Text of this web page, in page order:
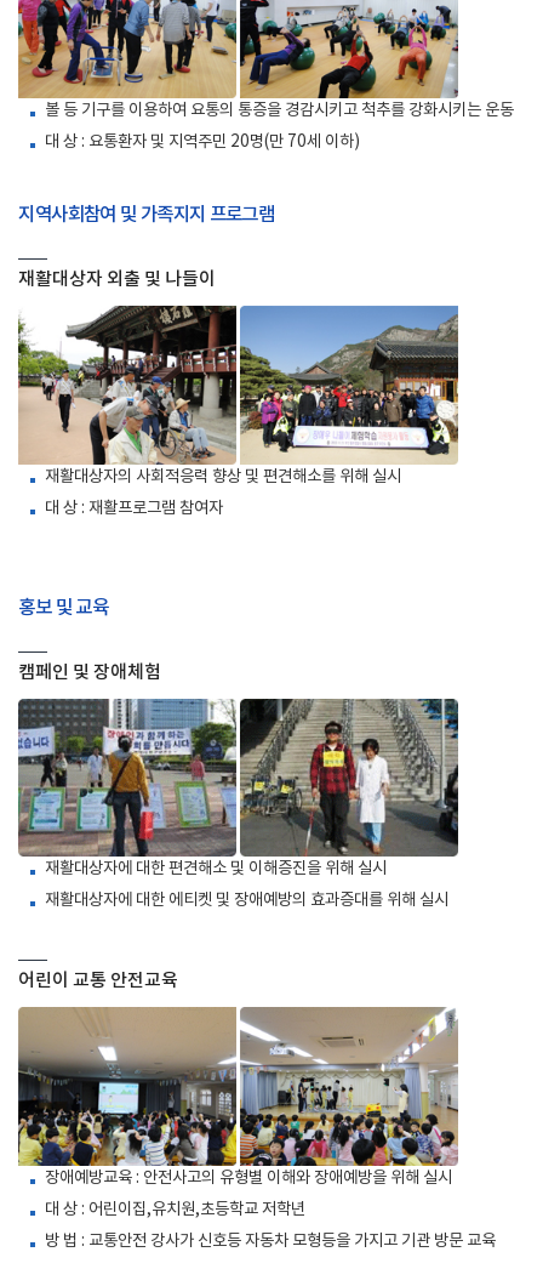
볼 등 기구를 이용하여 요통의 통증을 경감시키고 척추를 강화시키는 운동
대 상 : 요통환자 및 지역주민 20명(만 70세 이하)
지역사회참여 및 가족지지 프로그램
재활대상자 외출 및 나들이
재활대상자의 사회적응력 향상 및 편견해소를 위해 실시
대 상 : 재활프로그램 참여자
홍보 및 교육
캠페인 및 장애체험
재활대상자에 대한 편견해소 및 이해증진을 위해 실시
재활대상자에 대한 에티켓 및 장애예방의 효과증대를 위해 실시
어린이 교통 안전교육
장애예방교육 : 안전사고의 유형별 이해와 장애예방을 위해 실시
대 상 : 어린이집,유치원,초등학교 저학년
방 법 : 교통안전 강사가 신호등 자동차 모형등을 가지고 기관 방문 교육